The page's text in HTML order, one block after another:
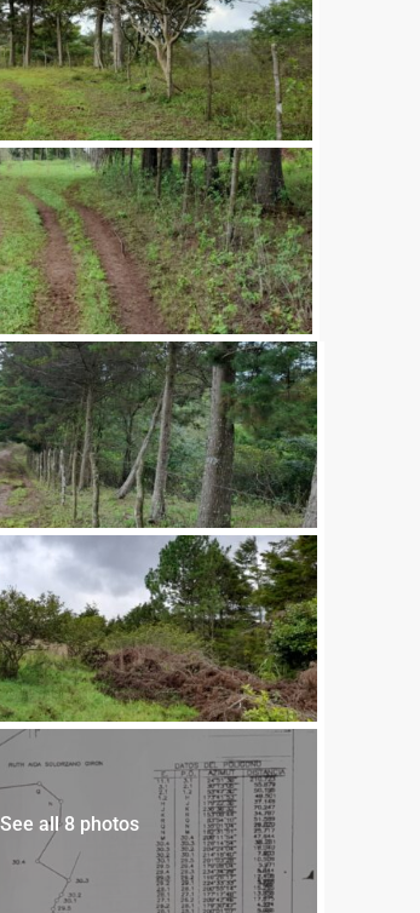
See all 8 photos